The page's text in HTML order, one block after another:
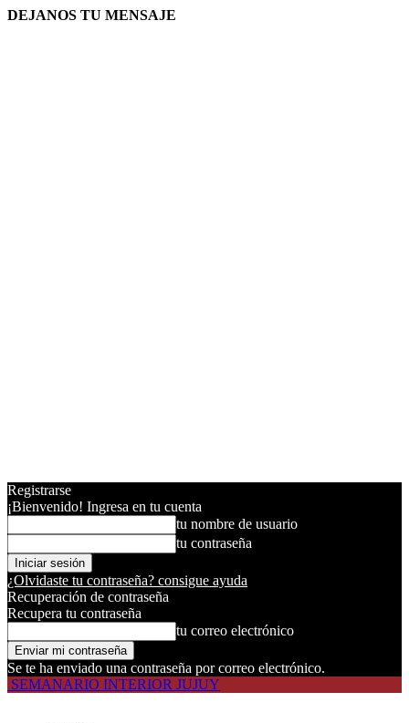
DEJANOS TU MENSAJE
Registrarse
¡Bienvenido! Ingresa en tu cuenta
tu nombre de usuario
tu contraseña
¿Olvidaste tu contraseña? consigue ayuda
Recuperación de contraseña
Recupera tu contraseña
tu correo electrónico
Se te ha enviado una contraseña por correo electrónico.
SEMANARIO INTERIOR JUJUY